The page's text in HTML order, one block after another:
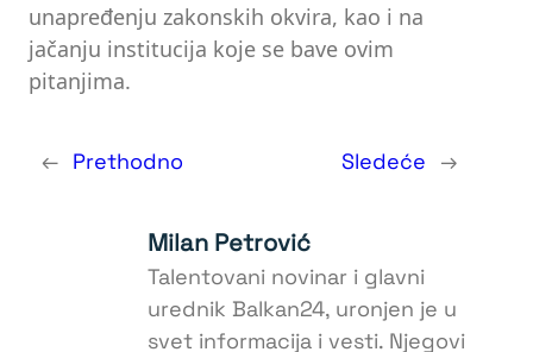
unapređenju zakonskih okvira, kao i na
jačanju institucija koje se bave ovim
pitanjima.
← Prethodno Sledeće →
Milan Petrović
Talentovani novinar i glavni
urednik Balkan24, uronjen je u
svet informacija i vesti. Njegovi